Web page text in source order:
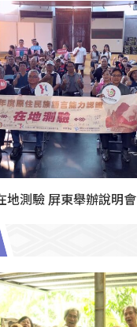
地測驗 屏東舉辦說明會